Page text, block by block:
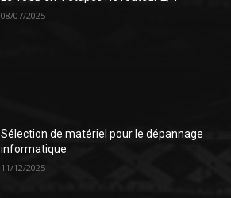
08/07/2025
Sélection de matériel pour le dépannage
informatique
11/12/2025